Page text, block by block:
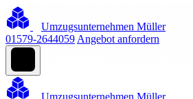
Umzugsunternehmen Müller
01579-2644059 Angebot anfordern
Umzugsunternehmen Müller